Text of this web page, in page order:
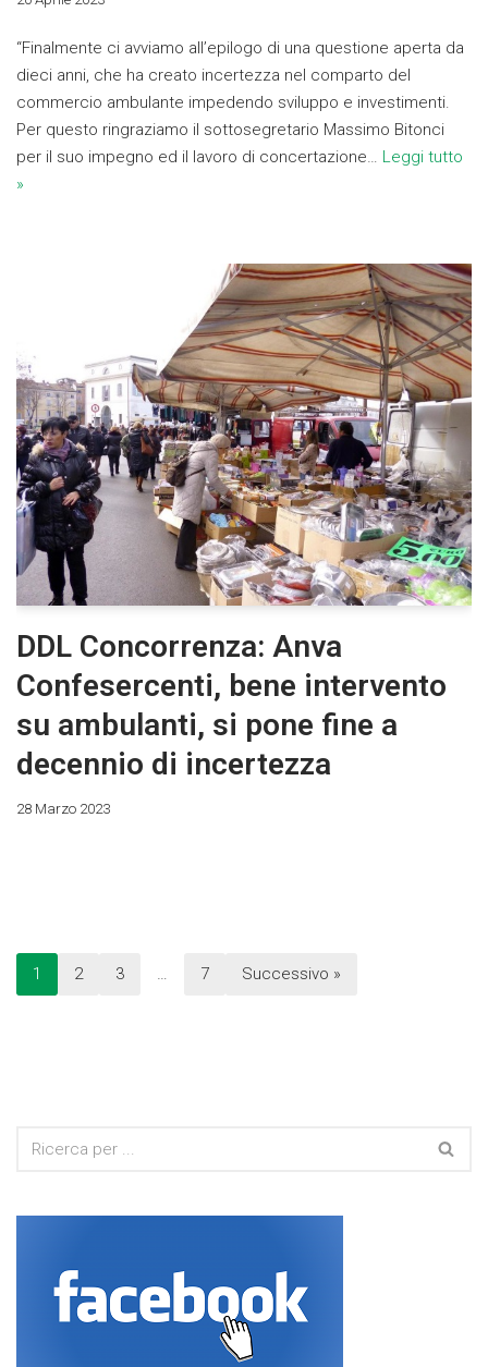
“Finalmente ci avviamo all’epilogo di una questione aperta da
dieci anni, che ha creato incertezza nel comparto del
commercio ambulante impedendo sviluppo e investimenti.
Per questo ringraziamo il sottosegretario Massimo Bitonci
per il suo impegno ed il lavoro di concertazione… Leggi tutto
»
DDL Concorrenza: Anva
Confesercenti, bene intervento
su ambulanti, si pone fine a
decennio di incertezza
28 Marzo 2023
1 2 3 … 7 Successivo »